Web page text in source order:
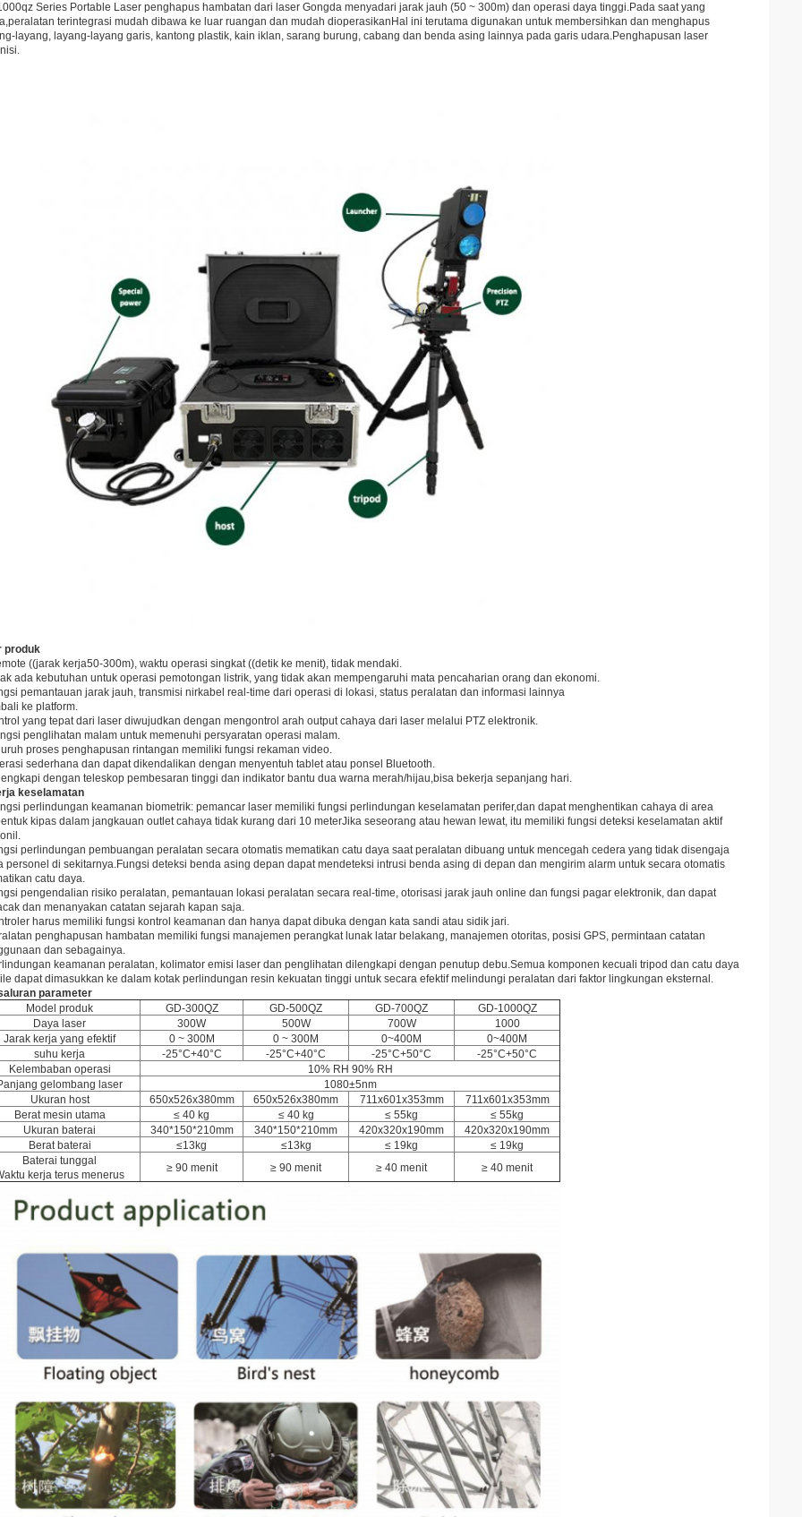
Series Portable Laser penghapus hambatan dari laser Gongda menyadari jarak jauh (50 ~ 300m) dan operasi daya tinggi.Pada saat yang
terintegrasi mudah dibawa ke luar ruangan dan mudah dioperasikanHal ini terutama digunakan untuk membersihkan dan menghapus
layang, layang-layang garis, kantong plastik, kain iklan, sarang burung, cabang dan benda asing lainnya pada garis udara.Penghapusan laser
produk
((jarak kerja50-300m), waktu operasi singkat ((detik ke menit), tidak mendaki.
ada kebutuhan untuk operasi pemotongan listrik, yang tidak akan mempengaruhi mata pencaharian orang dan ekonomi.
pemantauan jarak jauh, transmisi nirkabel real-time dari operasi di lokasi, status peralatan dan informasi lainnya
ke platform.
yang tepat dari laser diwujudkan dengan mengontrol arah output cahaya dari laser melalui PTZ elektronik.
penglihatan malam untuk memenuhi persyaratan operasi malam.
proses penghapusan rintangan memiliki fungsi rekaman video.
sederhana dan dapat dikendalikan dengan menyentuh tablet atau ponsel Bluetooth.
dengan teleskop pembesaran tinggi dan indikator bantu dua warna merah/hijau,bisa bekerja sepanjang hari.
keselamatan
perlindungan keamanan biometrik: pemancar laser memiliki fungsi perlindungan keselamatan perifer,dan dapat menghentikan cahaya di area
kipas dalam jangkauan outlet cahaya tidak kurang dari 10 meterJika seseorang atau hewan lewat, itu memiliki fungsi deteksi keselamatan aktif
perlindungan pembuangan peralatan secara otomatis mematikan catu daya saat peralatan dibuang untuk mencegah cedera yang tidak disengaja
personel di sekitarnya.Fungsi deteksi benda asing depan dapat mendeteksi intrusi benda asing di depan dan mengirim alarm untuk secara otomatis
catu daya.
pengendalian risiko peralatan, pemantauan lokasi peralatan secara real-time, otorisasi jarak jauh online dan fungsi pagar elektronik, dan dapat
dan menanyakan catatan sejarah kapan saja.
harus memiliki fungsi kontrol keamanan dan hanya dapat dibuka dengan kata sandi atau sidik jari.
penghapusan hambatan memiliki fungsi manajemen perangkat lunak latar belakang, manajemen otoritas, posisi GPS, permintaan catatan
dan sebagainya.
keamanan peralatan, kolimator emisi laser dan penglihatan dilengkapi dengan penutup debu.Semua komponen kecuali tripod dan catu daya
dapat dimasukkan ke dalam kotak perlindungan resin kekuatan tinggi untuk secara efektif melindungi peralatan dari faktor lingkungan eksternal.
parameter
Model produk
GD-300QZ GD-500QZ GD-700QZ
GD-1000QZ
Daya laser
300W 500W 700W
1000
Jarak kerja yang efektif
0 ~ 300M 0 ~ 300M 0~400M
0~400M
suhu kerja
-25°C+40°C -25°C+40°C -25°C+50°C
-25°C+50°C
Kelembaban operasi
10% RH 90% RH
gelombang laser
1080±5nm
Ukuran host
650x526x380mm 650x526x380mm 711x601x353mm
711x601x353mm
Berat mesin utama
≤ 40 kg ≤ 40 kg ≤ 55kg
≤ 55kg
Ukuran baterai
340*150*210mm 340*150*210mm 420x320x190mm
420x320x190mm
Berat baterai
≤13kg ≤13kg ≤ 19kg
≤ 19kg
Baterai tunggal
kerja terus menerus
≥ 90 menit ≥ 90 menit ≥ 40 menit ≥ 40 menit